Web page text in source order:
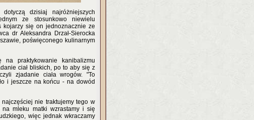
dzisiaj najróżniejszych
ze stosunkowo niewielu
kojarzy się on jednoznacznie ze
dr Aleksandra Drzał-Sierocka
poświęconego kulinarnym
praktykowanie kanibalizmu
ciał bliskich, po to aby się z
zjadanie ciała wrogów. "To
i jeszcze na końcu - na dowód
nie traktujemy tego w
mleku matki wzrastamy i się
więc jednak wkraczamy